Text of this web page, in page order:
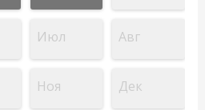
Июл Авг
Ноя Дек